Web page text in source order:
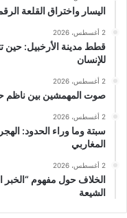
اليسار واختراق القلعة
2 أغسطس، 2026
قطط مدينة الأرخبيل: حين
للإنسان
2 أغسطس، 2026
صوت المهمشين بين
2 أغسطس، 2026
سبتة وما وراء الحدود:
المغاربي
2 أغسطس، 2026
الخلاف حول مفهوم “الخبر
الشيعة